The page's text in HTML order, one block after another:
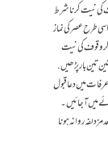
کی نیت کرنا شرط
طرح عصر کی نماز
وقوف کی نیت
تین بار پڑھیں.
میں دعا قبول
میں آجائیں۔
کے بعد مزدلفہ روانہ ہونا